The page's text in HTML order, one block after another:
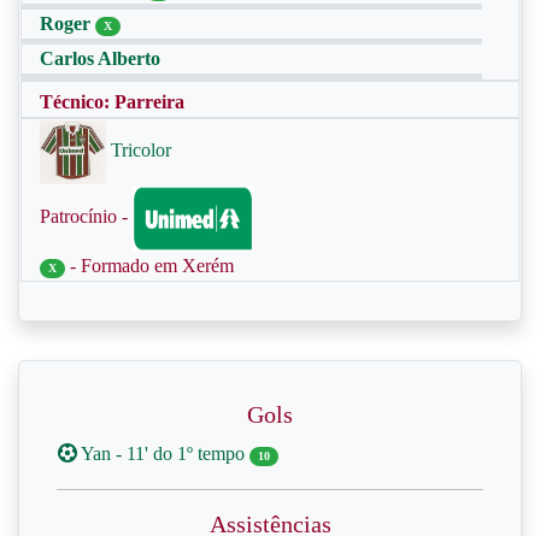
Roger X
Carlos Alberto
Técnico: Parreira
Tricolor
Patrocínio -
X - Formado em Xerém
Gols
Yan - 11' do 1º tempo 10
Assistências